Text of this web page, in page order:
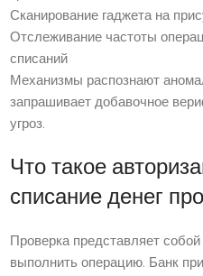
Сканирование гаджета на
Отслеживание частоты
списаний
Механизмы распознают
запрашивает добавочное
угроз.
Что такое
списание денег
Проверка представляет
выполнить операцию. Банк